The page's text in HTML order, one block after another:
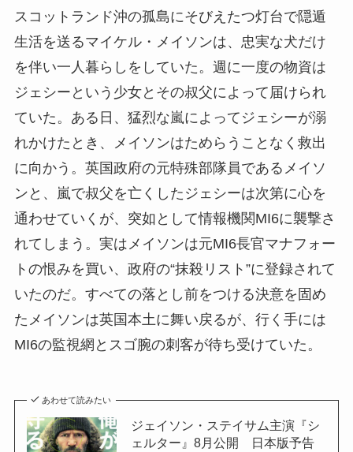
スコットランド沖の孤島にそびえたつ灯台で隠遁
生活を送るマイケル・メイソンは、忠実な犬だけ
を伴い一人暮らしをしていた。週に一度の物資は
ジェシーという少女とその叔父によって届けられ
ていた。ある日、猛烈な嵐によってジェシーが溺
れかけたとき、メイソンはためらうことなく救出
に向かう。英国政府の元特殊部隊員であるメイソ
ンと、嵐で叔父を亡くしたジェシーは次第に心を
通わせていくが、突如として情報機関MI6に襲撃さ
れてしまう。実はメイソンは元MI6長官マナフォー
トの恨みを買い、政府の“抹殺リスト”に登録されて
いたのだ。すべての落とし前をつける決意を固め
たメイソンは英国本土に舞い戻るが、行く手には
MI6の監視網とスゴ腕の刺客が待ち受けていた。
あわせて読みたい
ジェイソン・ステイサム主演『シ
ェルター』8月公開 日本版予告